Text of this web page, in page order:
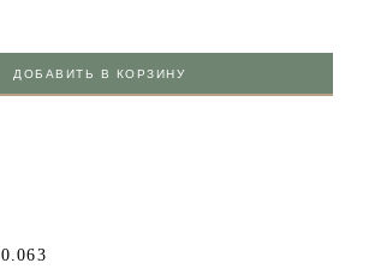
ДОБАВИТЬ В КОРЗИНУ
0.063